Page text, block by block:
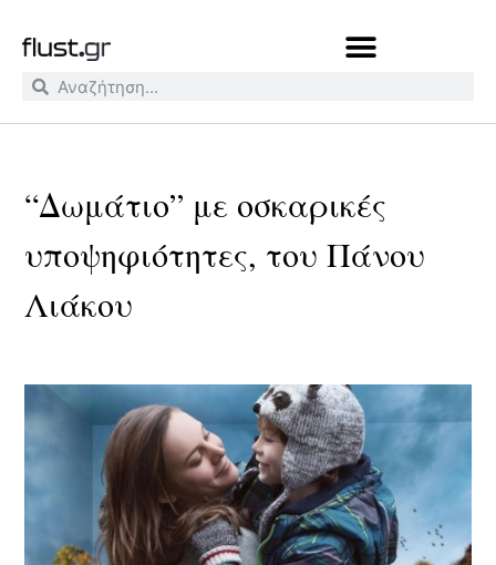
“Δωμάτιο” με οσκαρικές
υποψηφιότητες, του Πάνου
Λιάκου